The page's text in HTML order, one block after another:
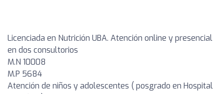
Licenciada en Nutrición UBA. Atención online y presencial
en dos consultorios
M.N 10008
M.P 5684
Atención de niños y adolescentes ( posgrado en Hospital